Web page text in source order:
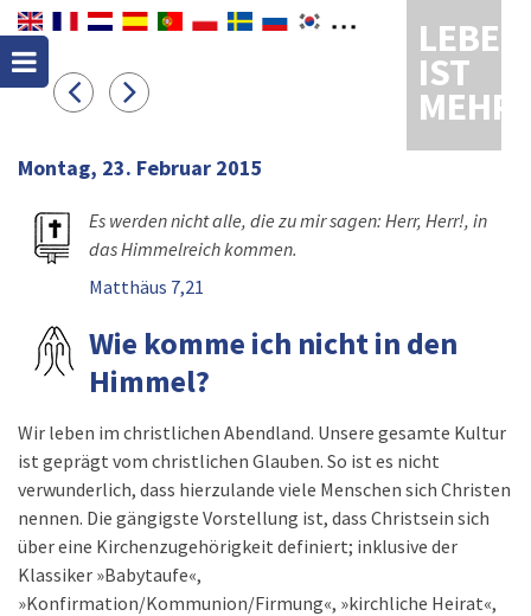
LEBEN
IST
MEHR
Montag, 23. Februar 2015
Es werden nicht alle, die zu mir sagen: Herr, Herr!, in
das Himmelreich kommen.
Matthäus 7,21
Wie komme ich nicht in den
Himmel?
Wir leben im christlichen Abendland. Unsere gesamte Kultur
ist geprägt vom christlichen Glauben. So ist es nicht
verwunderlich, dass hierzulande viele Menschen sich Christen
nennen. Die gängigste Vorstellung ist, dass Christsein sich
über eine Kirchenzugehörigkeit definiert; inklusive der
Klassiker »Babytaufe«,
»Konfirmation/Kommunion/Firmung«, »kirchliche Heirat«,